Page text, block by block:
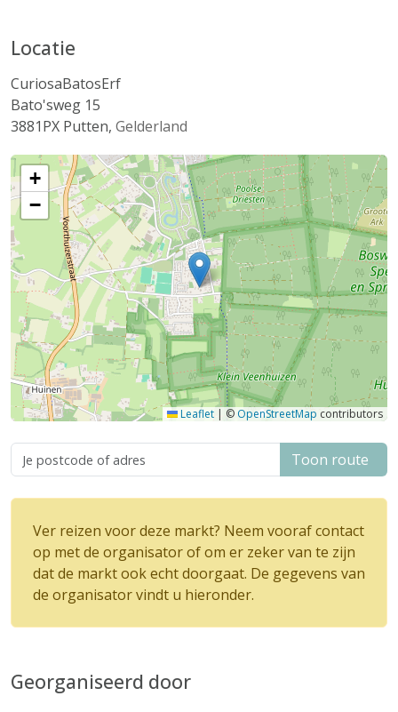
Locatie
CuriosaBatosErf
Bato'sweg 15
3881PX Putten, Gelderland
+
−
Leaflet | © OpenStreetMap contributors
Toon route
Ver reizen voor deze markt? Neem vooraf contact
op met de organisator of om er zeker van te zijn
dat de markt ook echt doorgaat. De gegevens van
de organisator vindt u hieronder.
Georganiseerd door